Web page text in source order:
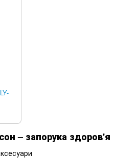
– запорука здоров'я